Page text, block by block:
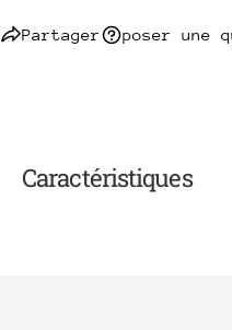
Partager poser une
Caractéristiques